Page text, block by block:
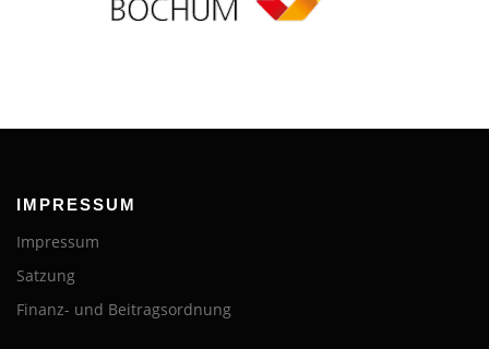
IMPRESSUM
Impressum
Satzung
Finanz- und Beitragsordnung